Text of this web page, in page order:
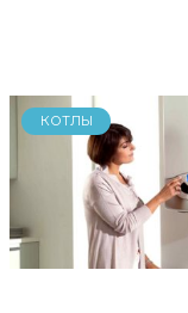
КОТЛЫ